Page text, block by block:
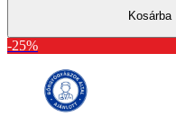
Kosárba
-25%